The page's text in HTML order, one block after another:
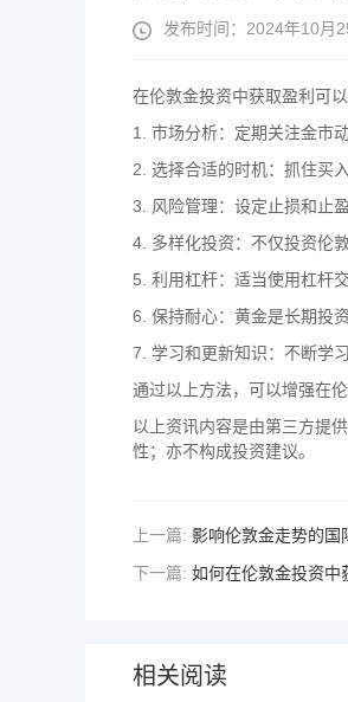
发布时间：2024年10月
在伦敦金投资中获取盈利可
1. 市场分析：定期关注金市
2. 选择合适的时机：抓住买
3. 风险管理：设定止损和止
4. 多样化投资：不仅投资伦
5. 利用杠杆：适当使用杠杆
6. 保持耐心：黄金是长期投
7. 学习和更新知识：不断学
通过以上方法，可以增强在
以上资讯内容是由第三方提
性；亦不构成投资建议。
上一篇: 影响伦敦金走势的国
下一篇: 如何在伦敦金投资中
相关阅读